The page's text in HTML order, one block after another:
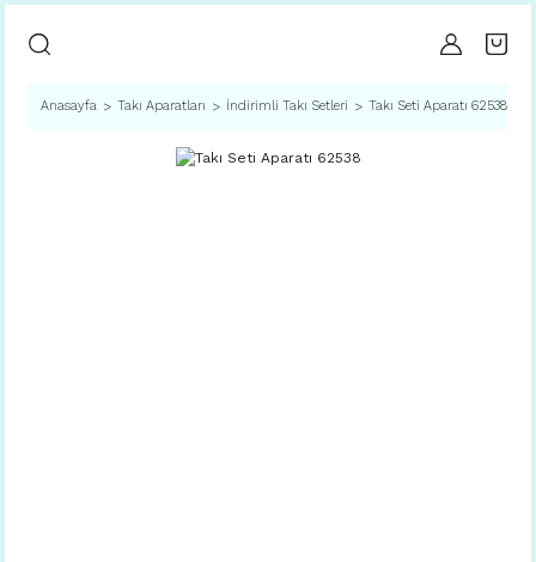
Anasayfa Takı Aparatları İndirimli Takı Setleri Takı Seti Aparatı 62538